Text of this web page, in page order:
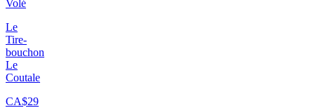
Volé
Le
Tire-
bouchon
Le
Coutale
CA$29